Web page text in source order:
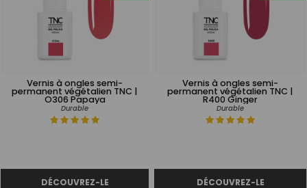
Vernis à ongles semi-
permanent végétalien TNC |
O306 Papaya
Durable
Vernis à ongles semi-
permanent végétalien TNC |
R400 Ginger
Durable